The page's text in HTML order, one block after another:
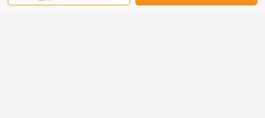
μηχανήματα κατασκευής